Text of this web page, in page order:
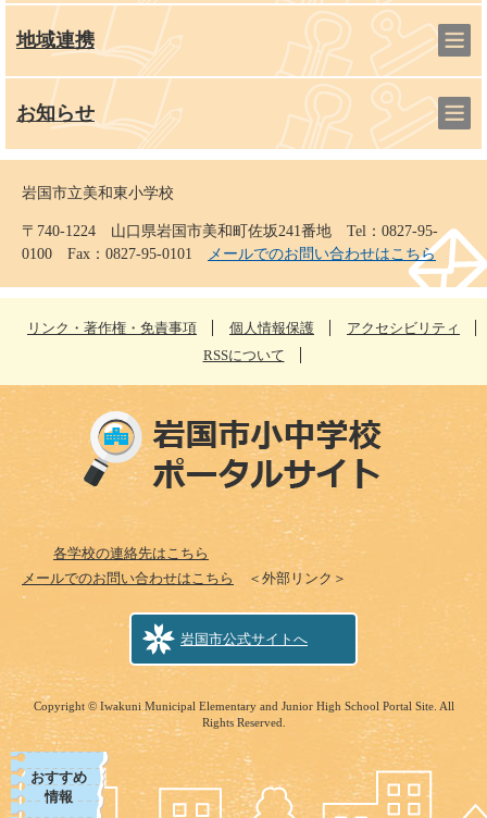
地域連携
お知らせ
岩国市立美和東小学校
〒740-1224 山口県岩国市美和町佐坂241番地 Tel：0827-95-
0100 Fax：0827-95-0101
メールでのお問い合わせはこちら
リンク・著作権・免責事項 個人情報保護
アクセシビリティ
RSSについて
各学校の連絡先はこちら
メールでのお問い合わせはこちら
＜外部リンク＞
岩国市公式サイトへ
Copyright © Iwakuni Municipal Elementary and Junior High School Portal Site. All
Rights Reserved.
おすすめ
情報